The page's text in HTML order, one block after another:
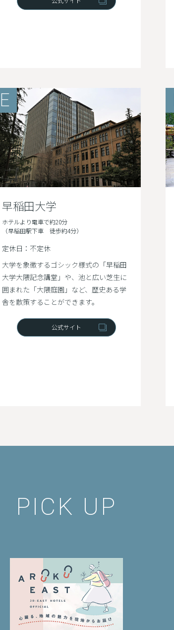
E
早稲田大学
ホテルより電車で約20分
（早稲田駅下車 徒歩約4分）
定休日：不定休
大学を象徴するゴシック様式の「早稲田
大学大隈記念講堂」や、池と広い芝生に
囲まれた「大隈庭園」など、歴史ある学
舎を散策することができます。
公式サイト
PICK UP